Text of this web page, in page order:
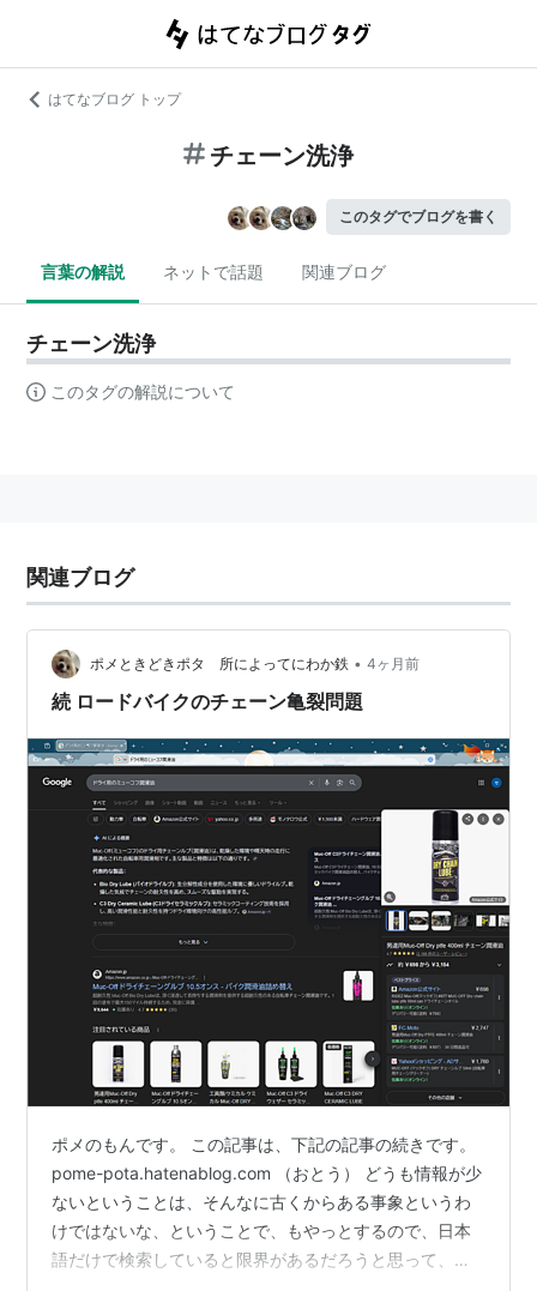
はてなブログ トップ
チェーン洗浄
このタグでブログを書く
言葉の解説 ネットで話題 関連ブログ
チェーン洗浄
このタグの解説について
関連ブログ
ポメときどきポタ 所によってにわか鉄 • 4ヶ月前
続 ロードバイクのチェーン亀裂問題
ポメのもんです。 この記事は、下記の記事の続きです。
pome-pota.hatenablog.com （おとう） どうも情報が少
ないということは、そんなに古くからある事象というわ
けではないな、ということで、もやっとするので、日本
語だけで検索していると限界があるだろうと思って、